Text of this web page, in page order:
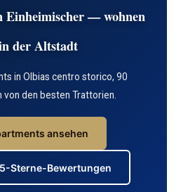
Einheimischer — wohnen
der Altstadt
in Olbias centro storico, 90
von den besten Trattorien.
ansehen
Sterne-Bewertungen